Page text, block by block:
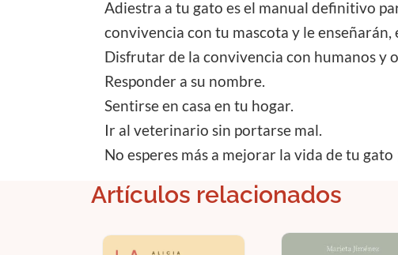
Adiestra a tu gato es el manual definitivo
convivencia con tu mascota y le enseñarán,
Disfrutar de la convivencia con humanos y
Responder a su nombre.
Sentirse en casa en tu hogar.
Ir al veterinario sin portarse mal.
No esperes más a mejorar la vida de tu
Artículos relacionados